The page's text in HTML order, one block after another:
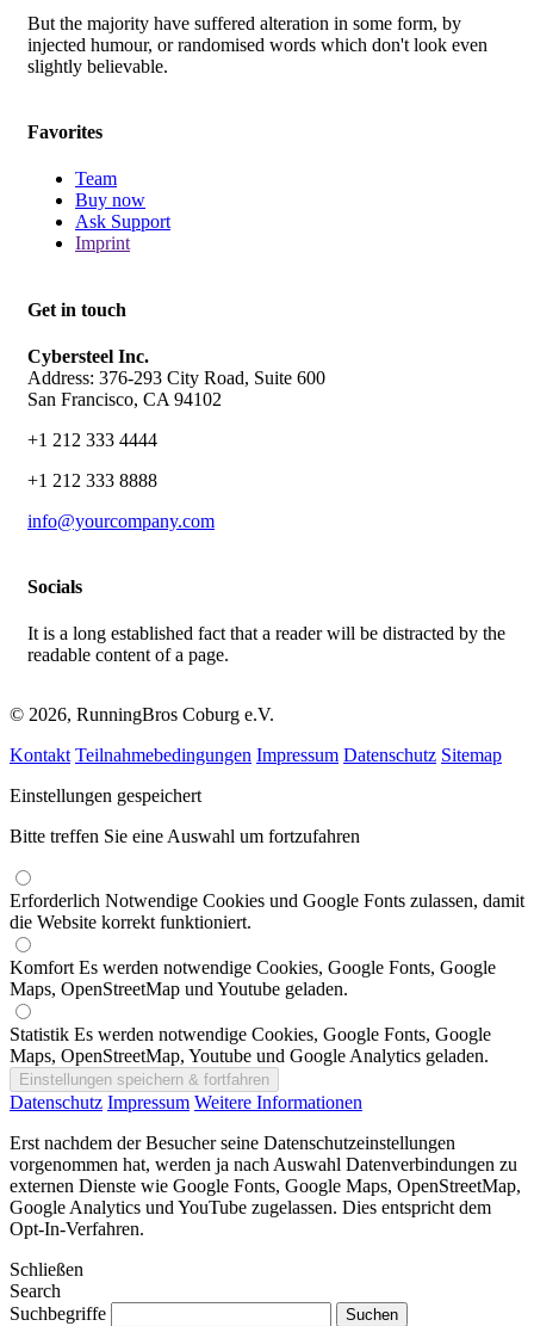
But the majority have suffered alteration in some form, by
injected humour, or randomised words which don't look even
slightly believable.
Favorites
Team
Buy now
Ask Support
Imprint
Get in touch
Cybersteel Inc.
Address: 376-293 City Road, Suite 600
San Francisco, CA 94102
+1 212 333 4444
+1 212 333 8888
info@yourcompany.com
Socials
It is a long established fact that a reader will be distracted by the
readable content of a page.
© 2026, RunningBros Coburg e.V.
Kontakt Teilnahmebedingungen Impressum Datenschutz Sitemap
Einstellungen gespeichert
Bitte treffen Sie eine Auswahl um fortzufahren
Erforderlich Notwendige Cookies und Google Fonts zulassen, damit
die Website korrekt funktioniert.
KomfortEs werden notwendige Cookies, Google Fonts, Google
Maps, OpenStreetMap und Youtube geladen.
Statistik Es werden notwendige Cookies, Google Fonts, Google
Maps, OpenStreetMap, Youtube und Google Analytics geladen.
Datenschutz Impressum Weitere Informationen
Erst nachdem der Besucher seine Datenschutzeinstellungen
vorgenommen hat, werden ja nach Auswahl Datenverbindungen zu
externen Dienste wie Google Fonts, Google Maps, OpenStreetMap,
Google Analytics und YouTube zugelassen. Dies entspricht dem
Opt-In-Verfahren.
Schließen
Search
Suchbegriffe